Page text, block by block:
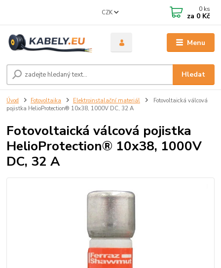
Menu
CZK
Hledat
0 ks
za 0 Kč
Úvod Fotovoltaika Elektroinstalační materiál
Fotovoltaická válcová
pojistka HelioProtection® 10x38, 1000V DC, 32 A
Fotovoltaická válcová pojistka
HelioProtection® 10x38, 1000V
DC, 32 A